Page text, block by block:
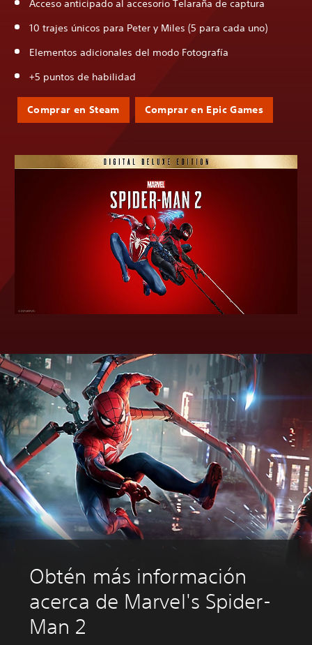
Acceso anticipado al accesorio Telaraña de captura
10 trajes únicos para Peter y Miles (5 para cada uno)
Elementos adicionales del modo Fotografía
+5 puntos de habilidad
Comprar en Steam Comprar en Epic Games
Obtén más información
acerca de Marvel's Spider-
Man 2